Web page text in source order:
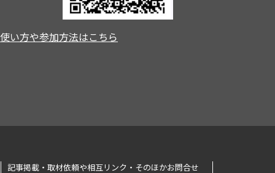
使い方や参加方法はこちら
記事掲載・取材依頼や相互リンク・そのほかお問合せ